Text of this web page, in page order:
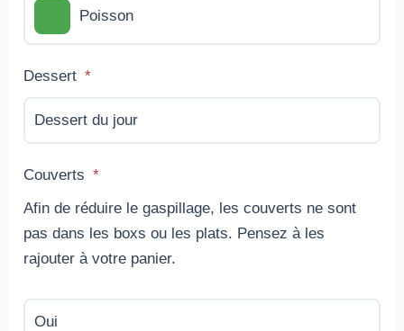
Poisson
Dessert
Dessert du jour
Couverts
Afin de réduire le gaspillage, les couverts ne sont
pas dans les boxs ou les plats. Pensez à les
rajouter à votre panier.
Oui